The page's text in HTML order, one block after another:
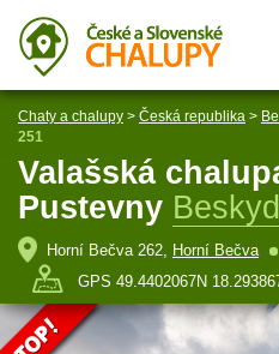
Chaty a chalupy > Česká republika >
251
Valašská
Pustevny
Horní Bečva 262, Horní Bečva
GPS 49.4402067N